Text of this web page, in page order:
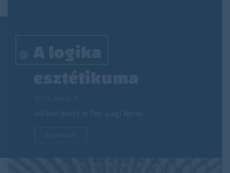
A logika
esztétikuma
40 éve hunyt el Pier Luigi Nervi